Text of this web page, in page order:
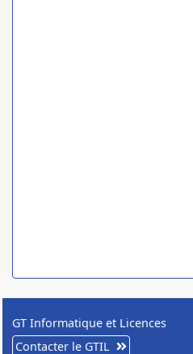
GT Informatique et Licences
Contacter le GTIL